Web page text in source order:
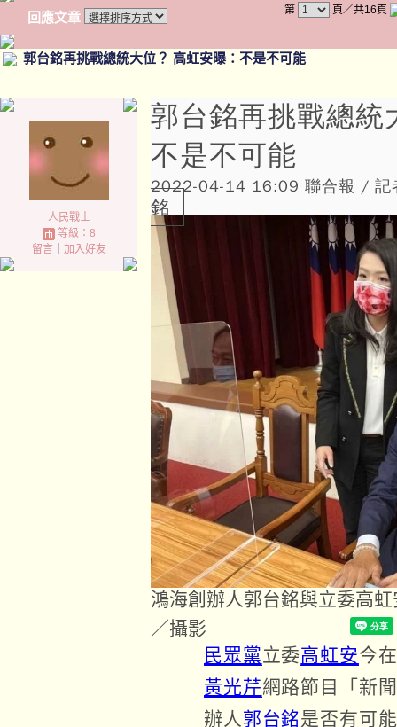
回應文章 第 頁／共16頁
郭台銘再挑戰總統大位？ 高虹安曝：不是不可能
人民戰士
等級：8
留言｜ 加入好友
郭台銘再挑戰總
不是不可能
2022-04-14 16:09 聯合報 / 記
銘
鴻海創辦人郭台銘與立委高
／攝影
民眾黨立委高虹安今
黃光芹網路節目「新
辦人 郭台銘是否有可